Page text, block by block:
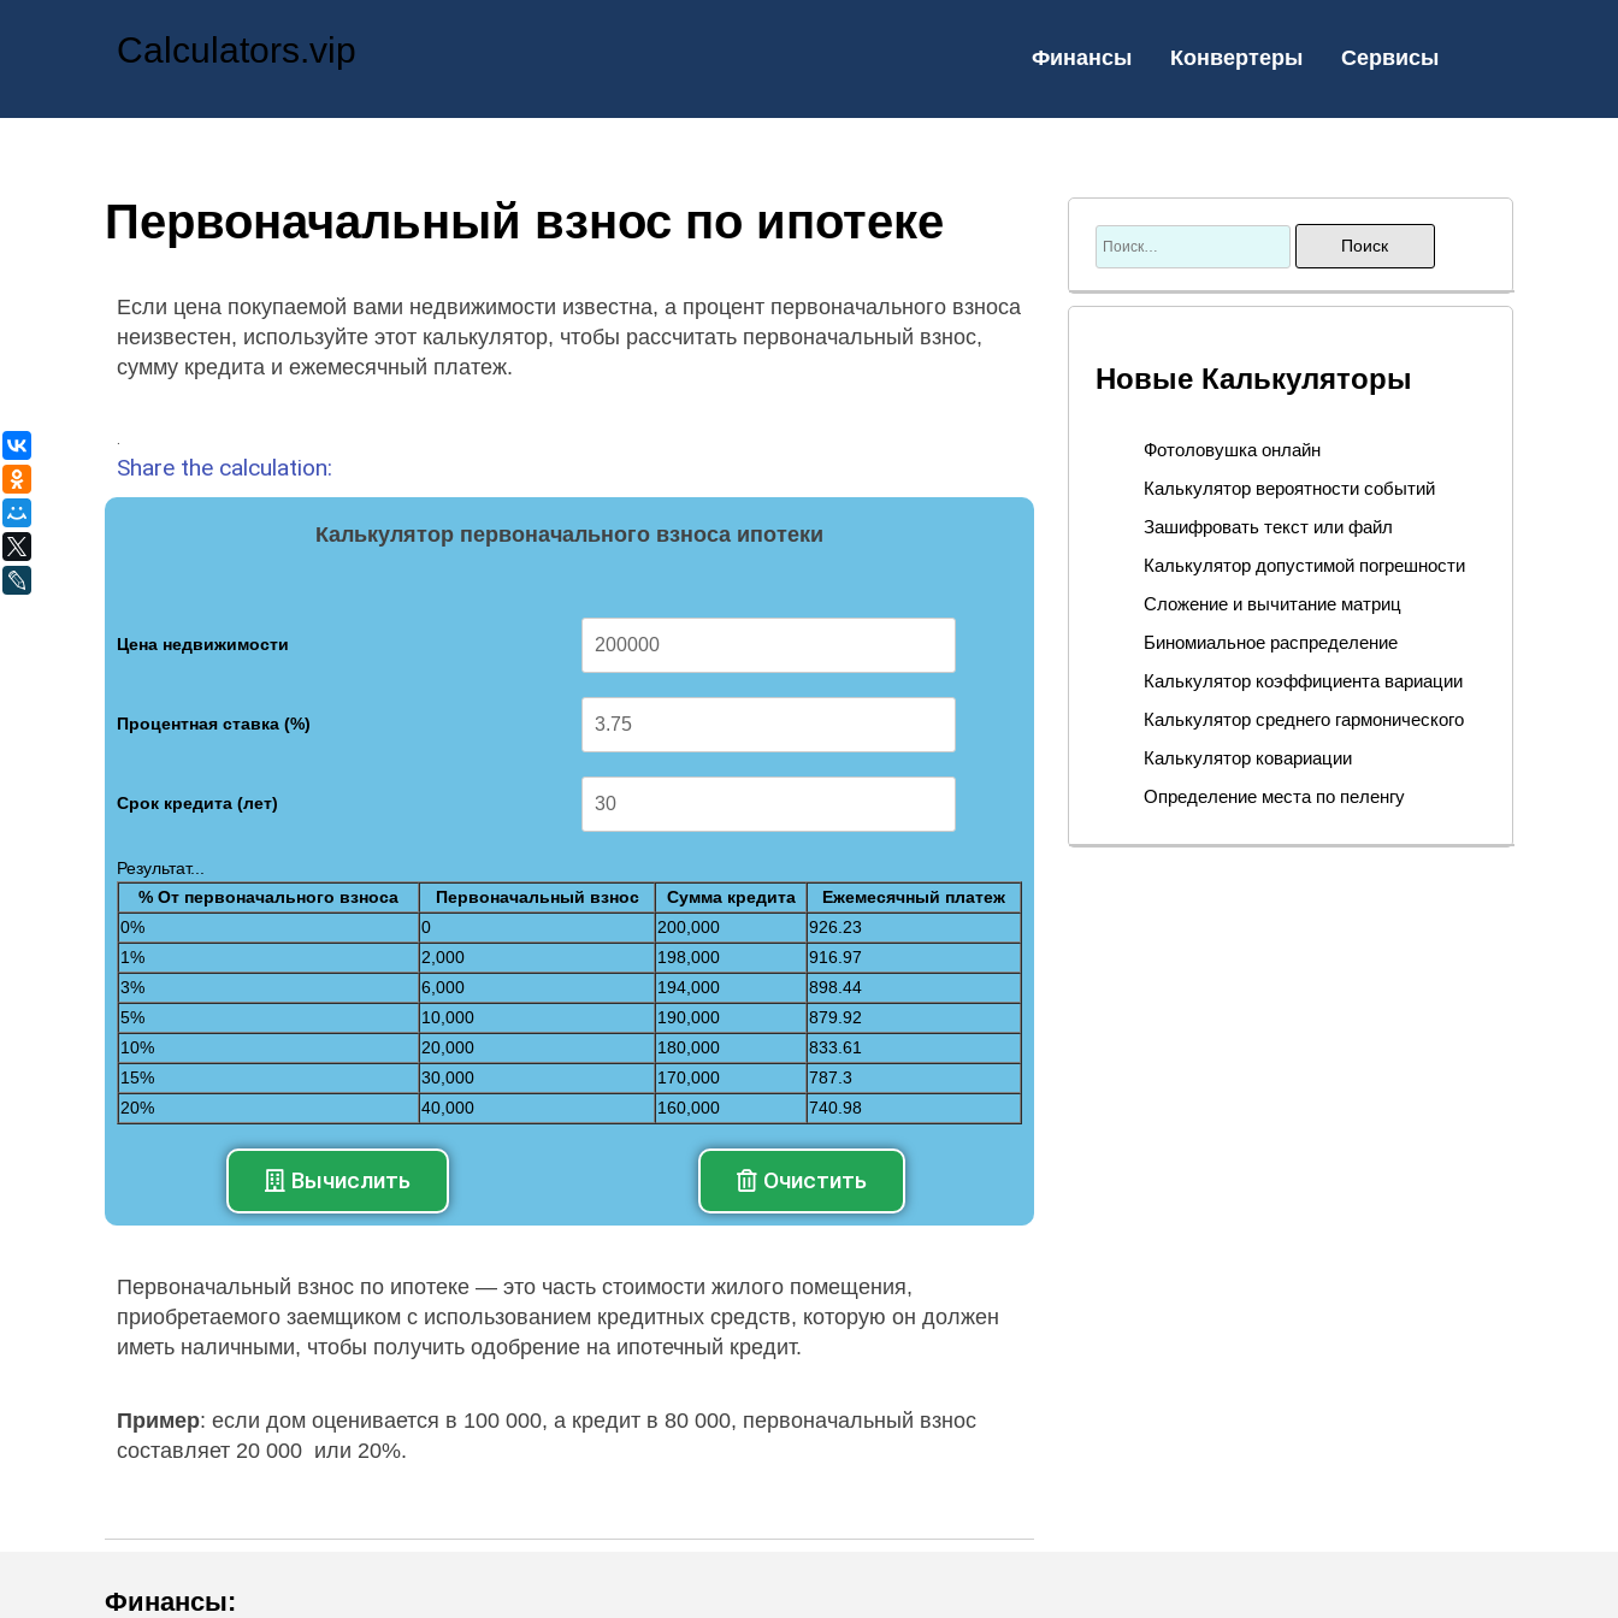
Calculators.vip Финансы Конвертеры Сервисы
Первоначальный взнос по ипотеке
Если цена покупаемой вами недвижимости известна, а процент первоначального взноса
неизвестен, используйте этот калькулятор, чтобы рассчитать первоначальный взнос,
сумму кредита и ежемесячный платеж.
Share the calculation:
Калькулятор первоначального взноса ипотеки
Цена недвижимости
Процентная ставка (%)
Срок кредита (лет)
Результат...
% От первоначального взноса
Первоначальный взнос Сумма кредита
Ежемесячный платеж
0%
0 200,000
926.23
1%
2,000 198,000
916.97
3%
6,000 194,000
898.44
5%
10,000 190,000
879.92
10%
20,000 180,000
833.61
15%
30,000 170,000
787.3
20%
40,000 160,000 740.98
Вычислить Очистить
Первоначальный взнос по ипотеке — это часть стоимости жилого помещения,
приобретаемого заемщиком с использованием кредитных средств, которую он должен
иметь наличными, чтобы получить одобрение на ипотечный кредит.
Пример: если дом оценивается в 100 000, а кредит в 80 000, первоначальный взнос
составляет 20 000 или 20%.
Новые Калькуляторы
Фотоловушка онлайн
Калькулятор вероятности событий
Зашифровать текст или файл
Калькулятор допустимой погрешности
Сложение и вычитание матриц
Биномиальное распределение
Калькулятор коэффициента вариации
Калькулятор среднего гармонического
Калькулятор ковариации
Определение места по пеленгу
Финансы:
ВКонтакте
Одноклассники
Мой Мир